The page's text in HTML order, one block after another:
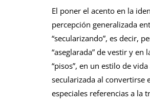
El poner el acento en la
percepción generalizada
“secularizando”, es decir,
“aseglarada” de vestir y
“pisos”, en un estilo de
secularizada al convertirse
especiales referencias a la